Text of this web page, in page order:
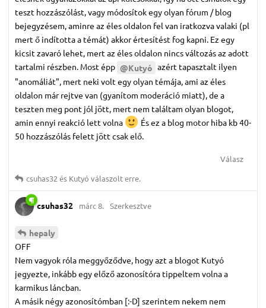
teszt hozzászólást, vagy módosítok egy olyan fórum / blog
bejegyzésem, aminre az éles oldalon fel van iratkozva valaki (pl
mert ő indította a témát) akkor értesítést fog kapni. Ez egy
kicsit zavaró lehet, mert az éles oldalon nincs változás az adott
tartalmi részben. Most épp @Kutyó azért tapasztalt ilyen
"anomáliát", mert neki volt egy olyan témája, ami az éles
oldalon már rejtve van (gyanítom moderáció miatt), de a
teszten meg pont jól jött, mert nem találtam olyan blogot,
amin ennyi reakció lett volna
És ez a blog motor hiba kb 40-
50 hozzászólás felett jött csak elő.
Válasz
csuhas32 és Kutyó válaszolt erre.
csuhas32 márc 8. Szerkesztve
hepaly
OFF
Nem vagyok róla meggyőződve, hogy azt a blogot Kutyó
jegyezte, inkább egy előző azonosítóra tippeltem volna a
karmikus láncban.
A másik négy azonosítómban [:-D] szerintem nekem nem